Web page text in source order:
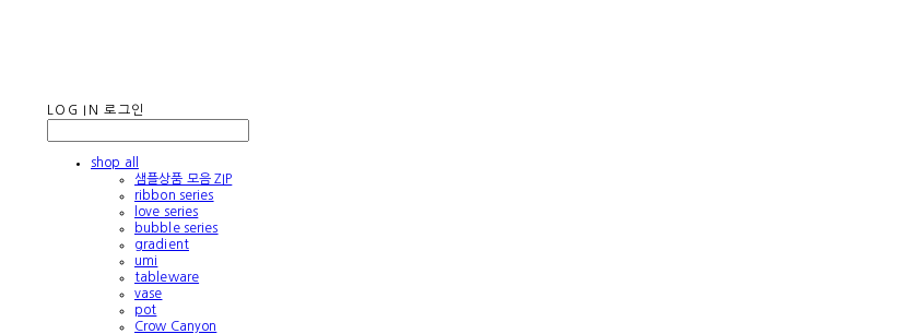
LOG IN 로그인
shop all
샘플상품 모음 ZIP
ribbon series
love series
bubble series
gradient
umi
tableware
vase
pot
Crow Canyon